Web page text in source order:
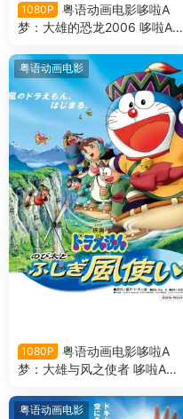
1080P
粤语动画电影哆啦A
梦：大雄的恐龙2006 哆啦A梦
语版
粤语动画电影
1080P
粤语动画电影哆啦A
梦：大雄与风之使者 哆啦A梦
版
粤语动画电影